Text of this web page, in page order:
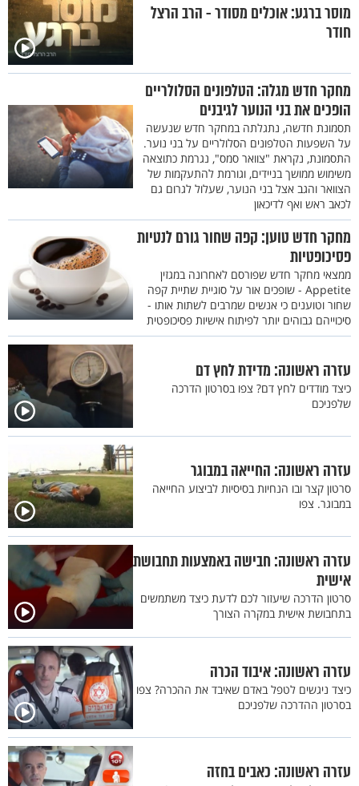
מוסר ברגע: אוכלים מסודר - הרב הרצל
חודר
מחקר חדש מגלה: הטלפונים הסלולריים
הופכים את בני הנוער לגיבנים
תסמונת חדשה, נתגלתה במחקר חדש שנעשה
על השפעות הטלפונים הסלולריים על בני נוער.
התסמונת, נקראת "צוואר סמס", נגרמת כתוצאה
משימוש ממושך בניידים, וגורמת להתעקמות של
הצוואר והגב אצל בני הנוער, שעלול לגרום גם
לכאב ראש ואף לדיכאון
מחקר חדש טוען: קפה שחור גורם לנטיות
פסיכופטיות
ממצאי מחקר חדש שפורסם לאחרונה במגזין
Appetite - שופכים אור על סוגיית שתיית קפה
שחור וטוענים כי אנשים שמרבים לשתות אותו -
סיכוייהם גבוהים יותר לפיתוח אישיות פסיכופטית
עזרה ראשונה: מדידת לחץ דם
כיצד מודדים לחץ דם? צפו בסרטון הדרכה
שלפניכם
עזרה ראשונה: החייאה במבוגר
סרטון קצר ובו הנחיות בסיסיות לביצוע החייאה
במבוגר. צפו
עזרה ראשונה: חבישה באמצעות תחבושת
אישית
סרטון הדרכה שיעזור לכם לדעת כיצד משתמשים
בתחבושת אישית במקרה הצורך
עזרה ראשונה: איבוד הכרה
כיצד ניגשים לטפל באדם שאיבד את ההכרה? צפו
בסרטון ההדרכה שלפניכם
עזרה ראשונה: כאבים בחזה